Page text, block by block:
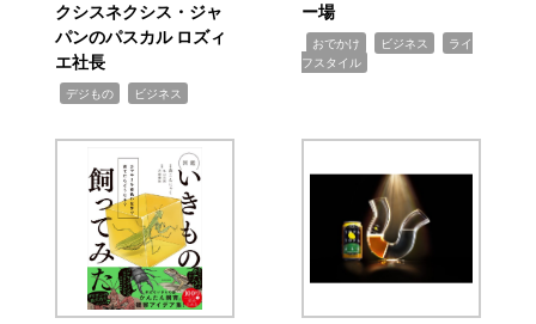
クシスネクシス・ジャ
パンのパスカル ロズィ
エ社長
デジもの ビジネス
ー場
おでかけ ビジネス
ライ
フスタイル